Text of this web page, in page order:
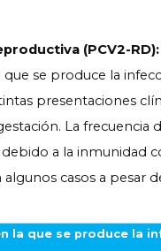
(PCV2-RD):
se produce la
presentaciones
La frecuencia
a la inmunidad
casos a pesar
la que se produce la